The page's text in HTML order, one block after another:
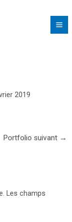
2019
Portfolio suivant →
Les champs